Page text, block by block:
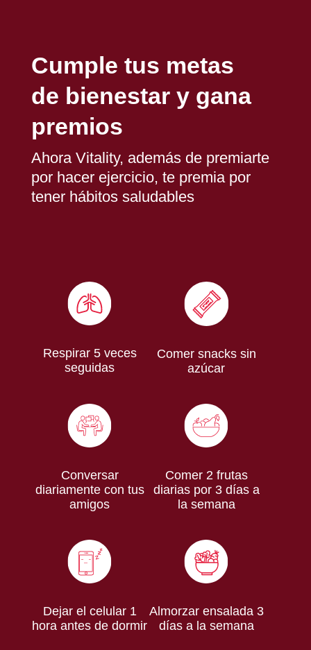
Cumple tus metas
de bienestar y gana
premios
Ahora Vitality, además de premiarte
por hacer ejercicio, te premia por
tener hábitos saludables
Respirar 5 veces
seguidas
Comer snacks sin
azúcar
Conversar
diariamente con tus
amigos
Comer 2 frutas
diarias por 3 días a
la semana
Dejar el celular 1
hora antes de dormir
Almorzar ensalada 3
días a la semana